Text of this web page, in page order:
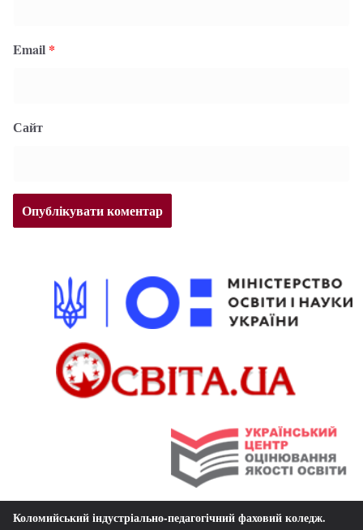
Email *
Сайт
Коломийський індустріально-педагогічний фаховий коледж.